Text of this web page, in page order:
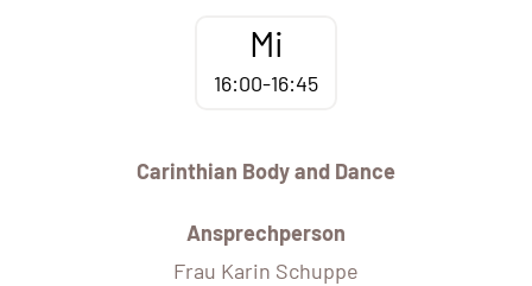
Mi
16:00-16:45
Carinthian Body and Dance
Ansprechperson
Frau Karin Schuppe